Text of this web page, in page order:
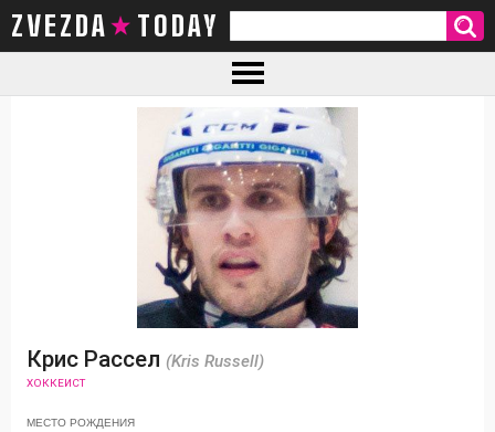
ZVEZDA TODAY
Крис Рассел (Kris Russell)
ХОККЕИСТ
МЕСТО РОЖДЕНИЯ